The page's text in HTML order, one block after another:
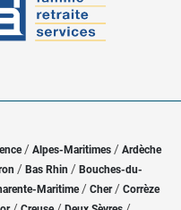
/ Alpes-Maritimes / Ardèche
/ Bas Rhin / Bouches-du-
Maritime/ Cher / Corrèze